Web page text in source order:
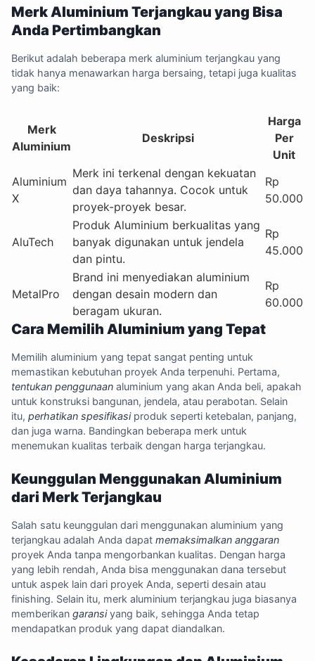
Merk Aluminium Terjangkau yang Bisa
Anda Pertimbangkan
Berikut adalah beberapa merk aluminium terjangkau yang
tidak hanya menawarkan harga bersaing, tetapi juga kualitas
yang baik:
Merk
Aluminium
Deskripsi
Harga
Per
Unit
Aluminium
X
Merk ini terkenal dengan kekuatan
dan daya tahannya. Cocok untuk
proyek-proyek besar.
Rp
50.000
AluTech
Produk Aluminium berkualitas yang
banyak digunakan untuk jendela
dan pintu.
Rp
45.000
MetalPro
Brand ini menyediakan aluminium
dengan desain modern dan
beragam ukuran.
Rp
60.000
Cara Memilih Aluminium yang Tepat
Memilih aluminium yang tepat sangat penting untuk
memastikan kebutuhan proyek Anda terpenuhi. Pertama,
tentukan penggunaan aluminium yang akan Anda beli, apakah
untuk konstruksi bangunan, jendela, atau perabotan. Selain
itu, perhatikan spesifikasiproduk seperti ketebalan, panjang,
dan juga warna. Bandingkan beberapa merk untuk
menemukan kualitas terbaik dengan harga terjangkau.
Keunggulan Menggunakan Aluminium
dari Merk Terjangkau
Salah satu keunggulan dari menggunakan aluminium yang
terjangkau adalah Anda dapat memaksimalkan anggaran
proyek Anda tanpa mengorbankan kualitas. Dengan harga
yang lebih rendah, Anda bisa menggunakan dana tersebut
untuk aspek lain dari proyek Anda, seperti desain atau
finishing. Selain itu, merk aluminium terjangkau juga biasanya
memberikan garansiyang baik, sehingga Anda tetap
mendapatkan produk yang dapat diandalkan.